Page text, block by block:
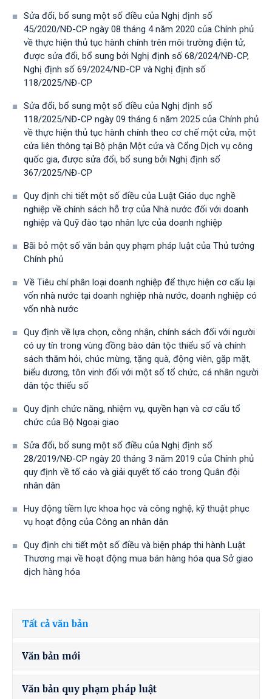
Sửa đổi, bổ sung một số điều của Nghị định số
45/2020/NĐ-CP ngày 08 tháng 4 năm 2020 của Chính phủ
về thực hiện thủ tục hành chính trên môi trường điện tử,
được sửa đổi, bổ sung bởi Nghị định số 68/2024/NĐ-CP,
Nghị định số 69/2024/NĐ-CP và Nghị định số
118/2025/NĐ-СР
Sửa đổi, bổ sung một số điều của Nghị định số
118/2025/NĐ-CP ngày 09 tháng 6 năm 2025 của Chính phủ
về thực hiện thủ tục hành chính theo cơ chế một cửa, một
cửa liên thông tại Bộ phận Một cửa và Cổng Dịch vụ công
quốc gia, được sửa đổi, bổ sung bởi Nghị định số
367/2025/NĐ-СР
Quy định chi tiết một số điều của Luật Giáo dục nghề
nghiệp về chính sách hỗ trợ của Nhà nước đối với doanh
nghiệp và Quỹ đào tạo nhân lực của doanh nghiệp
Bãi bỏ một số văn bản quy phạm pháp luật của Thủ tướng
Chính phủ
Về Tiêu chí phân loại doanh nghiệp để thực hiện cơ cấu lại
vốn nhà nước tại doanh nghiệp nhà nước, doanh nghiệp có
vốn nhà nước
Quy định về lựa chọn, công nhận, chính sách đối với người
có uy tín trong vùng đồng bào dân tộc thiểu số và chính
sách thăm hỏi, chúc mừng, tặng quà, động viên, gặp mặt,
biểu dương, tôn vinh đối với một số tổ chức, cá nhân người
dân tộc thiểu số
Quy định chức năng, nhiệm vụ, quyền hạn và cơ cấu tổ
chức của Bộ Ngoại giao
Sửa đổi, bổ sung một số điều của Nghị định số
28/2019/NĐ-CР ngày 20 tháng 3 năm 2019 của Chính phủ
quy định về tố cáo và giải quyết tố cáo trong Quân đội
nhân dân
Huy động tiềm lực khoa học và công nghệ, kỹ thuật phục
vụ hoạt động của Công an nhân dân
Quy định chi tiết một số điều và biện pháp thi hành Luật
Thương mại về hoạt động mua bán hàng hóa qua Sở giao
dịch hàng hóa
Tất cả văn bản
Văn bản mới
Văn bản quy phạm pháp luật